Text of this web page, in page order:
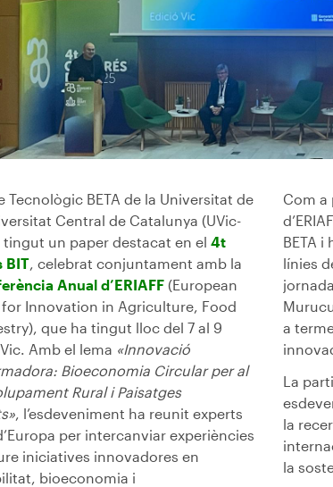
Tecnològic BETA de la Universitat de
Central de Catalunya (UVic-
tingut un paper destacat en el 4t
BIT , celebrat conjuntament amb la
Anual d’ERIAFF (European
for Innovation in Agriculture, Food
que ha tingut lloc del 7 al 9
Amb el lema «Innovació
Bioeconomia Circular per al
Rural i Paisatges
, l’esdeveniment ha reunit experts
per intercanviar experiències
iniciatives innovadores en
bioeconomia i
Com a
BETA
línies
a
La
la
la